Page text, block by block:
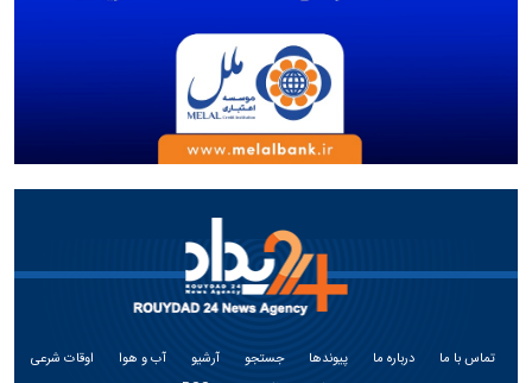
تماس با ما درباره ما پیوندها جستجو آرشیو آب و هوا
اوقات شرعی